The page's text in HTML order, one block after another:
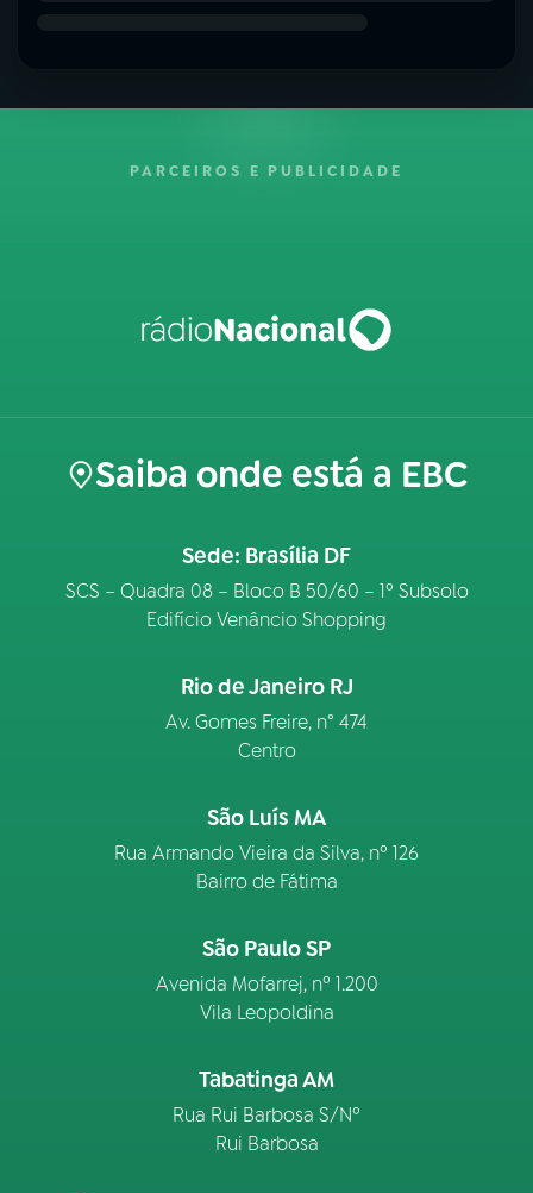
PARCEIROS E PUBLICIDADE
Saiba onde está a EBC
Sede: Brasília DF
SCS – Quadra 08 – Bloco B 50/60 – 1º Subsolo
Edifício Venâncio Shopping
Rio de Janeiro RJ
Av. Gomes Freire, n° 474
Centro
São Luís MA
Rua Armando Vieira da Silva, nº 126
Bairro de Fátima
São Paulo SP
Avenida Mofarrej, nº 1.200
Vila Leopoldina
Tabatinga AM
Rua Rui Barbosa S/Nº
Rui Barbosa